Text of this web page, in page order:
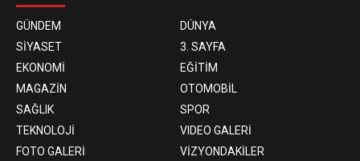
GÜNDEM
DÜNYA
SİYASET
3. SAYFA
EKONOMİ
EĞİTİM
MAGAZİN
OTOMOBİL
SAĞLIK
SPOR
TEKNOLOJİ
VIDEO GALERİ
FOTO GALERİ
VİZYONDAKİLER